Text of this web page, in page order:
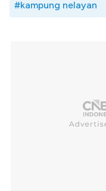
#kampung nelayan